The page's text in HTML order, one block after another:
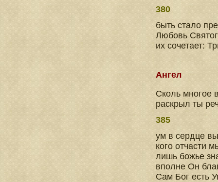
380
быть стало
Любовь
их сочетает:
Ангел
Сколь многое
раскрыл ты
385
ум в сердце
кого отчасти
лишь божье
вполне Он
Сам Бог есть